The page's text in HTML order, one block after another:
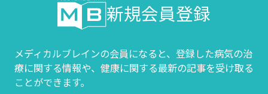
新規会員登録
メディカルブレインの会員になると、登録した病気の治
療に関する情報や、 健康に関する最新の記事を受け取る
ことができます。